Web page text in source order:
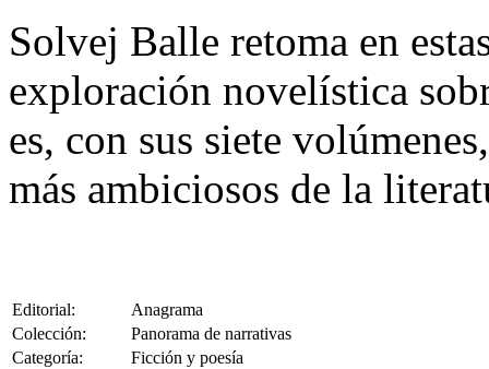
Solvej Balle retoma en
exploración novelística
es, con sus siete
más ambiciosos de la
Editorial:
Anagrama
Colección:
Panorama de narrativas
Categoría:
Ficción y poesía